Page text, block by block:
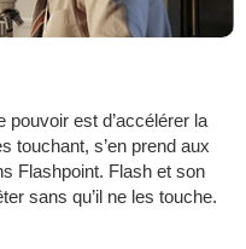
pouvoir est d’accélérer la
touchant, s’en prend aux
Flashpoint. Flash et son
sans qu’il ne les touche.